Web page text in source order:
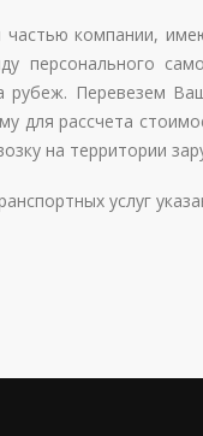
частью компании,
персонального
рубеж. Перевезем
для рассчета
на территории
услуг